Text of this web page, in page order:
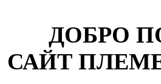
ДОБРО
САЙТ